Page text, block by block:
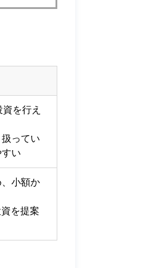
を行え
ってい
い
小額か
を提案